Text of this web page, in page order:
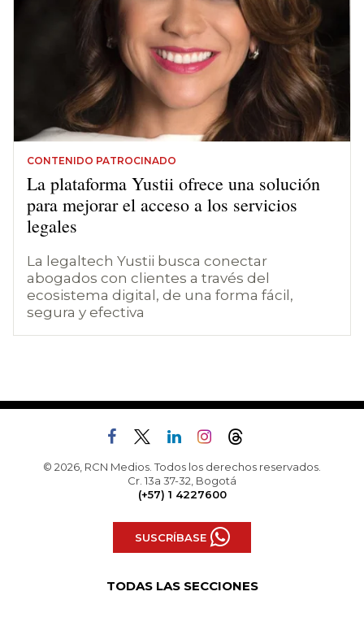
CONTENIDO PATROCINADO
La plataforma Yustii ofrece una solución
para mejorar el acceso a los servicios
legales
La legaltech Yustii busca conectar
abogados con clientes a través del
ecosistema digital, de una forma fácil,
segura y efectiva
© 2026, RCN Medios. Todos los derechos reservados.
Cr. 13a 37-32, Bogotá
(+57) 1 4227600
SUSCRÍBASE
TODAS LAS SECCIONES